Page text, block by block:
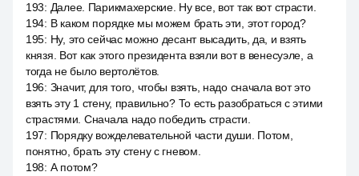
193: Далее. Парикмахерские. Ну все, вот так вот страсти.
194: В каком порядке мы можем брать эти, этот город?
195: Ну, это сейчас можно десант высадить, да, и взять
князя. Вот как этого президента взяли вот в венесуэле, а
тогда не было вертолётов.
196: Значит, для того, чтобы взять, надо сначала вот это
взять эту 1 стену, правильно? То есть разобраться с этими
страстями. Сначала надо победить страсти.
197: Порядку вожделевательной части души. Потом,
понятно, брать эту стену с гневом.
198: А потом?